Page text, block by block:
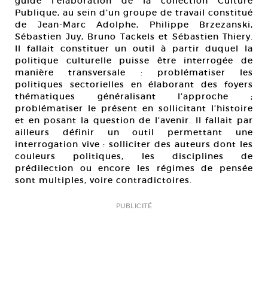
Publique, au sein d’un groupe de travail constitué
de Jean-Marc Adolphe, Philippe Brzezanski,
Sébastien Juy, Bruno Tackels et Sébastien Thiery.
Il fallait constituer un outil à partir duquel la
politique culturelle puisse être interrogée de
manière transversale : problématiser les
politiques sectorielles en élaborant des foyers
thématiques généralisant l’approche ;
problématiser le présent en sollicitant l’histoire
et en posant la question de l’avenir. Il fallait par
ailleurs définir un outil permettant une
interrogation vive : solliciter des auteurs dont les
couleurs politiques, les disciplines de
prédilection ou encore les régimes de pensée
sont multiples, voire contradictoires.
PUBLICITÉ